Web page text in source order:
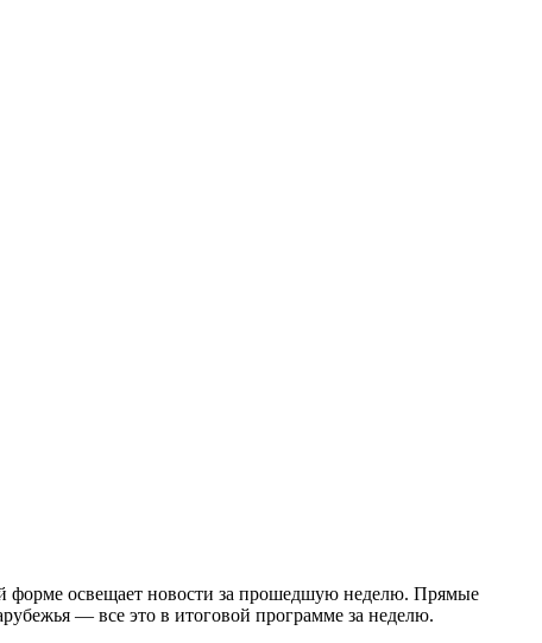
форме освещает новости за прошедшую неделю. Прямые
— все это в итоговой программе за неделю.